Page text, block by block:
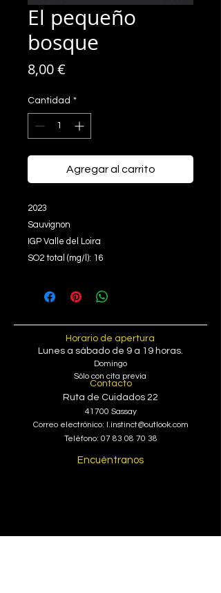
El pequeño
bosque
8,00 €
Cantidad *
Agregar al carrito
2023
Sauvignon
IGP Valle del Loira
SO2 total (mg/l): 16
Horario de apertura
Lunes a sábado de 9 a 19 horas.
Domingo
Sólo con cita previa
Contacto
Ruta de Cuidados 22
41700 Sassay
Correo electrónico: l.instinct@outlook.com
Teléfono: 07 83 08 70 38
Encuéntranos